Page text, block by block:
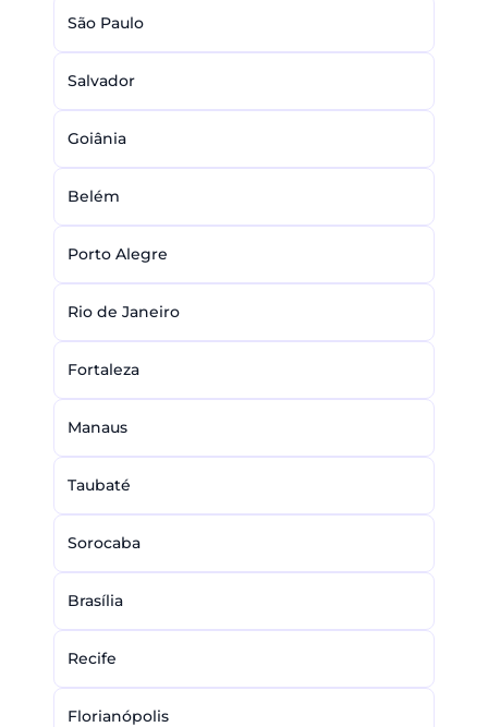
São Paulo
Salvador
Goiânia
Belém
Porto Alegre
Rio de Janeiro
Fortaleza
Manaus
Taubaté
Sorocaba
Brasília
Recife
Florianópolis